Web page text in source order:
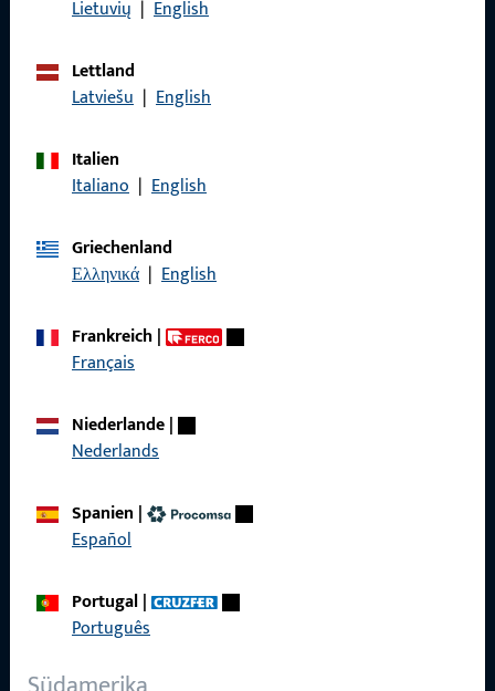
Lietuvių | English
Lettland
Latviešu | English
Italien
Italiano | English
Griechenland
Ελληνικά | English
Frankreich|
Français
Niederlande|
Nederlands
Spanien |
Español
Portugal|
Português
Produkte